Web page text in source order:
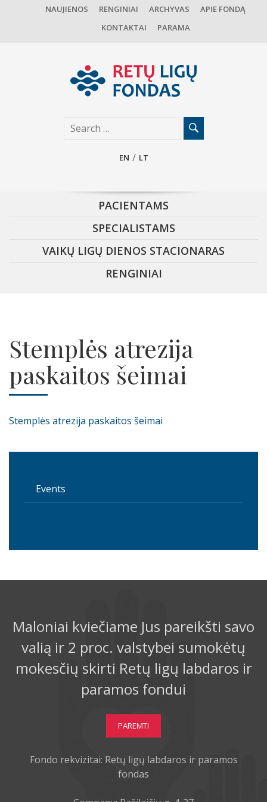
NAUJIENOS RENGINIAI ARCHYVAS
APIE FONDĄ
KONTAKTAI
PARAMA
EN LT
PACIENTAMS
SPECIALISTAMS
VAIKŲ LIGŲ DIENOS STACIONARAS
RENGINIAI
Stemplės atrezija
paskaitos šeimai
Stemplės atrezija paskaitos šeimai
Events
Maloniai kviečiame Jus pareikšti savo
valią ir 2 proc. valstybei sumokėtų
mokesčių skirti Retų ligų labdaros ir
paramos fondui
PAREMTI
Fondo rekvizitai: Retų ligų labdaros ir paramos
fondas